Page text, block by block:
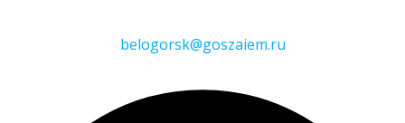
belogorsk@goszaiem.ru